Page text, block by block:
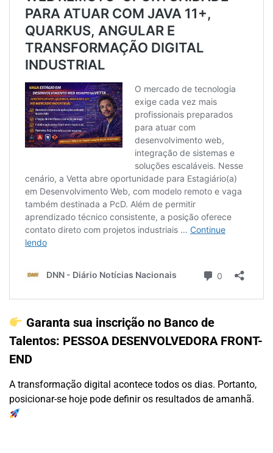
Garanta sua inscrição no Banco de
Talentos: PESSOA DESENVOLVEDORA FRONT-
END
A transformação digital acontece todos os dias. Portanto,
posicionar-se hoje pode definir os resultados de amanhã.